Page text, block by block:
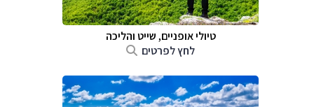
טיולי אופניים, שייט והליכה
לחץ לפרטים